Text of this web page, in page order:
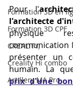
Formation 3D en
Formation 3D CPF
CREALITY,
Creality Hi combo
Artillery M1 Pro
Pour l'
l'architecte
physique
communication
présenter un
humain. La
prix d'une